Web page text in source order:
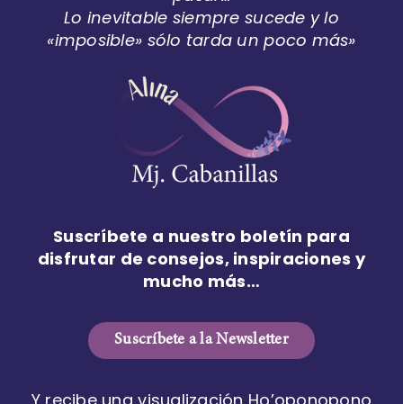
Lo inevitable siempre sucede y lo
«imposible» sólo tarda un poco más»
Suscríbete a nuestro boletín para
disfrutar de consejos, inspiraciones y
mucho más…
Suscríbete a la Newsletter